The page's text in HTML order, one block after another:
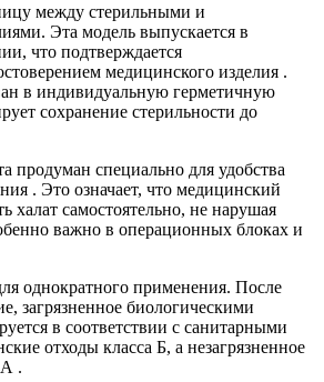
между стерильными и
Эта модель выпускается в
что подтверждается
медицинского изделия .
в индивидуальную герметичную
сохранение стерильности до
продуман специально для удобства
. Это означает, что медицинский
халат самостоятельно, не нарушая
важно в операционных блоках и
однократного применения. После
загрязненное биологическими
в соответствии с санитарными
отходы класса Б, а незагрязненное
.